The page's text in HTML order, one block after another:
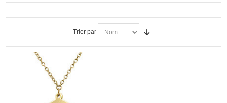
Trier par